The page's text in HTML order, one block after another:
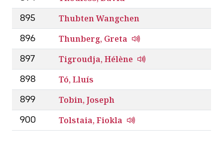
895 Thubten Wangchen
896 Thunberg, Greta
897 Tigroudja, Hélène
898 Tó, Lluís
899 Tobin, Joseph
900 Tolstaia, Fiokla